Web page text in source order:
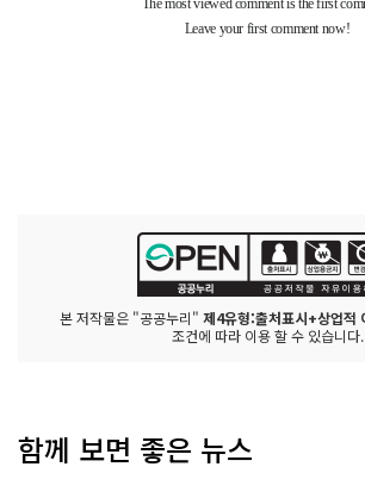
본 저작물은 "공공누리" 제4유형:출처표시+상업적
조건에 따라 이용 할 수 있습니다.
함께 보면 좋은 뉴스